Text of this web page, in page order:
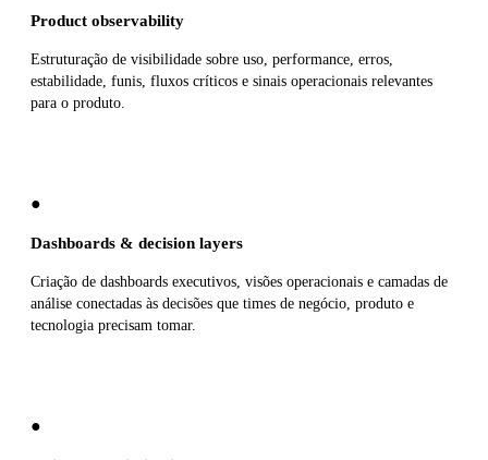
Product observability
Estruturação de visibilidade sobre uso, performance, erros,
estabilidade, funis, fluxos críticos e sinais operacionais relevantes
para o produto.
●
Dashboards & decision layers
Criação de dashboards executivos, visões operacionais e camadas de
análise conectadas às decisões que times de negócio, produto e
tecnologia precisam tomar.
●